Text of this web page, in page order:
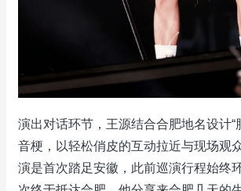
演出对话环节，王源结合合肥地名设计“
音梗，以轻松俏皮的互动拉近与现场观
演是首次踏足安徽，此前巡演行程始终